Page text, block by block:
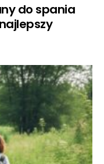
do spania